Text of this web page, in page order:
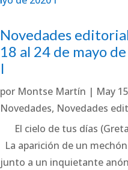
Novedades
18 al 24 de mayo
I
por Montse Martín | May
Novedades, Novedades
El cielo de tus días
La aparición de un
junto a un inquietante